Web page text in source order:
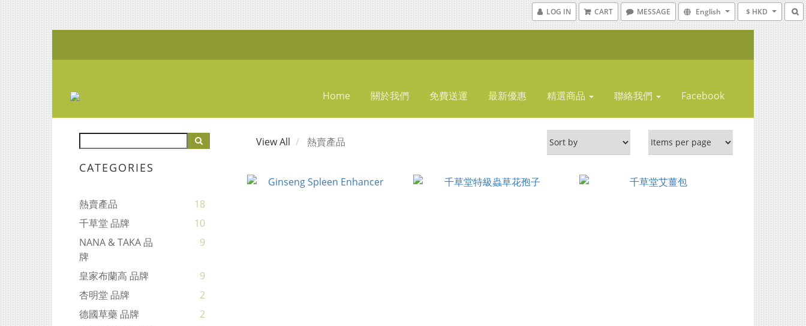
LOG IN CART MESSAGE English $ HKD
Home 關於我們 免費送運 最新優惠 精選商品 聯絡我們 Facebook
CATEGORIES
熱賣產品
18
千草堂 品牌
10
NANA & TAKA 品
牌
9
皇家布蘭高 品牌
9
杏明堂 品牌
2
德國草藥 品牌
2
View All 熱賣產品